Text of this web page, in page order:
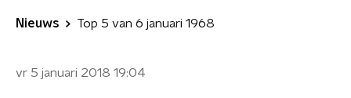
Nieuws Top 5 van 6 januari 1968
vr 5 januari 2018 19:04